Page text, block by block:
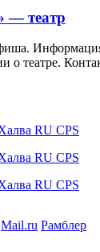
— театр
о театре.
Mail.ru Рамблер